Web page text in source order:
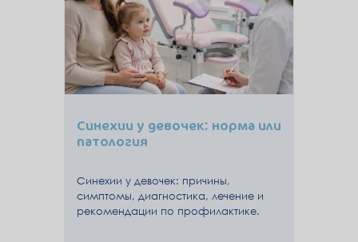
Синехии у девочек: норма или
патология
Синехии у девочек: причины,
симптомы, диагностика, лечение и
рекомендации по профилактике.